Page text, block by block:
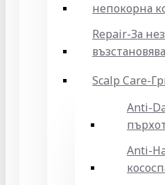
непокорна
Repair-За
Scalp Care-
Anti-
Anti-